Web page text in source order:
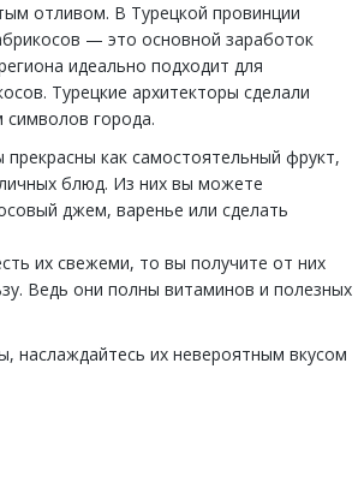
отливом. В Турецкой провинции
— это основной заработок
идеально подходит для
Турецкие архитекторы сделали
города.
как самостоятельный фрукт,
блюд. Из них вы можете
джем, варенье или сделать
их свежеми, то вы получите от них
Ведь они полны витаминов и полезных
наслаждайтесь их невероятным вкусом